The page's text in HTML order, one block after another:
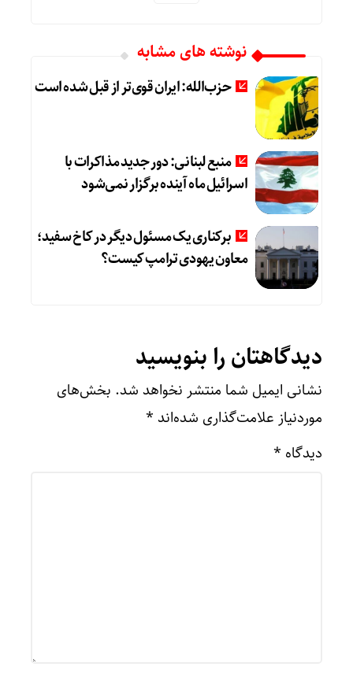
نوشته های مشابه
حزب‌الله: ایران قوی‌تر از قبل شده است
منبع لبنانی: دور جدید مذاکرات با
اسرائیل ماه آینده برگزار نمی‌شود
برکناری یک مسئول دیگر در کاخ سفید؛
معاون یهودی ترامپ کیست؟
دیدگاهتان را بنویسید
نشانی ایمیل شما منتشر نخواهد شد. بخش‌های
موردنیاز علامت‌گذاری شده‌اند *
دیدگاه *